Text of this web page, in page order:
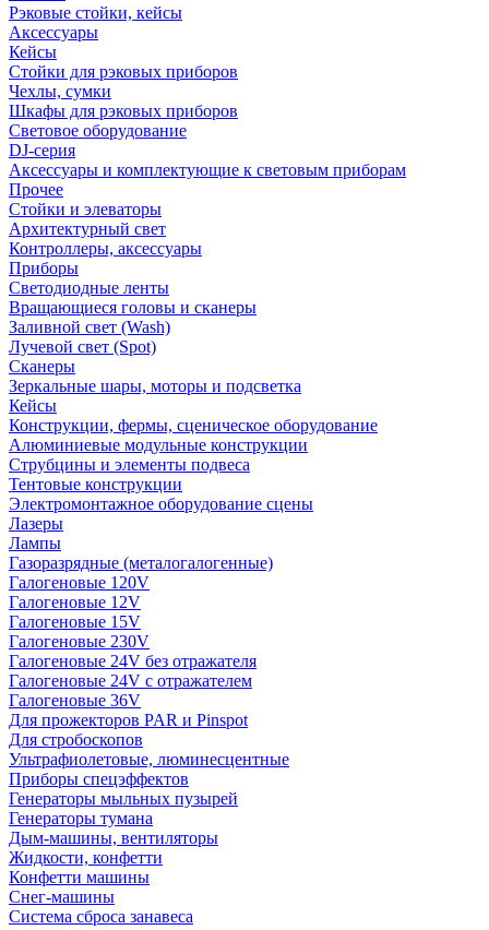
Рэковые стойки, кейсы
Аксессуары
Кейсы
Стойки для рэковых приборов
Чехлы, сумки
Шкафы для рэковых приборов
Световое оборудование
DJ-серия
Аксессуары и комплектующие к световым приборам
Прочее
Стойки и элеваторы
Архитектурный свет
Контроллеры, аксессуары
Приборы
Светодиодные ленты
Вращающиеся головы и сканеры
Заливной свет (Wash)
Лучевой свет (Spot)
Сканеры
Зеркальные шары, моторы и подсветка
Кейсы
Конструкции, фермы, сценическое оборудование
Алюминиевые модульные конструкции
Струбцины и элементы подвеса
Тентовые конструкции
Электромонтажное оборудование сцены
Лазеры
Лампы
Газоразрядные (металогалогенные)
Галогеновые 120V
Галогеновые 12V
Галогеновые 15V
Галогеновые 230V
Галогеновые 24V без отражателя
Галогеновые 24V с отражателем
Галогеновые 36V
Для прожекторов PAR и Pinspot
Для стробоскопов
Ультрафиолетовые, люминесцентные
Приборы спецэффектов
Генераторы мыльных пузырей
Генераторы тумана
Дым-машины, вентиляторы
Жидкости, конфетти
Конфетти машины
Снег-машины
Система сброса занавеса